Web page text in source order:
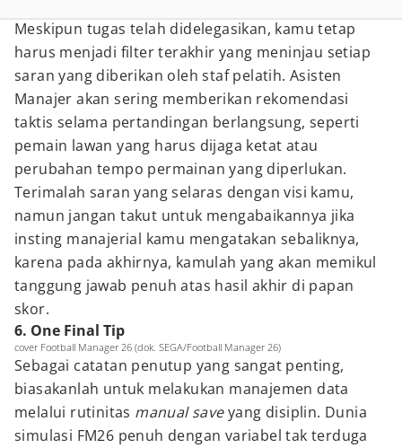
Meskipun tugas telah didelegasikan, kamu tetap
harus menjadi filter terakhir yang meninjau setiap
saran yang diberikan oleh staf pelatih. Asisten
Manajer akan sering memberikan rekomendasi
taktis selama pertandingan berlangsung, seperti
pemain lawan yang harus dijaga ketat atau
perubahan tempo permainan yang diperlukan.
Terimalah saran yang selaras dengan visi kamu,
namun jangan takut untuk mengabaikannya jika
insting manajerial kamu mengatakan sebaliknya,
karena pada akhirnya, kamulah yang akan memikul
tanggung jawab penuh atas hasil akhir di papan
skor.
6. One Final Tip
cover Football Manager 26 (dok. SEGA/Football Manager 26)
Sebagai catatan penutup yang sangat penting,
biasakanlah untuk melakukan manajemen data
melalui rutinitas manual saveyang disiplin. Dunia
simulasi FM26 penuh dengan variabel tak terduga